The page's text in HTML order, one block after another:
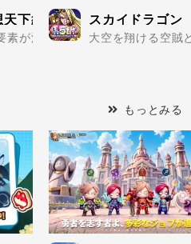
天下統一戦
素が満載の美少女だらけで楽し
スカイドラゴン
大空を翔ける空賊
もっとみる